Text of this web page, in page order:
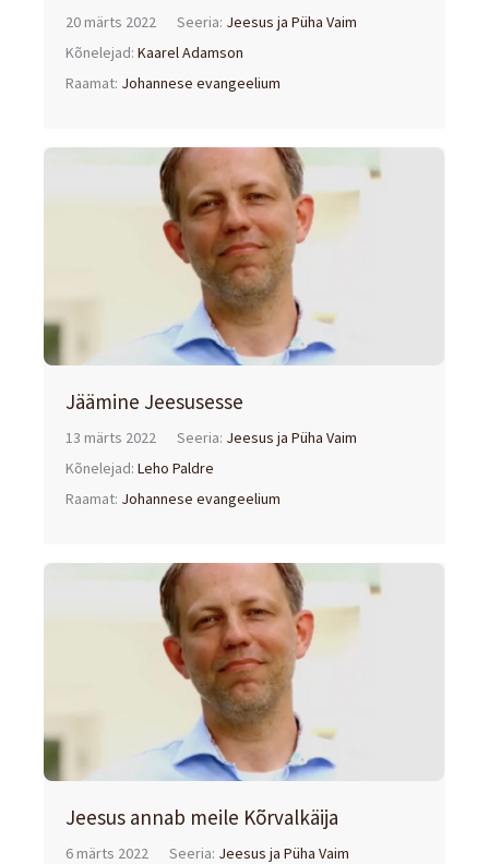
20 märts 2022 Seeria: Jeesus ja Püha Vaim
Kõnelejad:Kaarel Adamson
Raamat: Johannese evangeelium
Jäämine Jeesusesse
13 märts 2022 Seeria: Jeesus ja Püha Vaim
Kõnelejad:Leho Paldre
Raamat: Johannese evangeelium
Jeesus annab meile Kõrvalkäija
6 märts 2022 Seeria: Jeesus ja Püha Vaim